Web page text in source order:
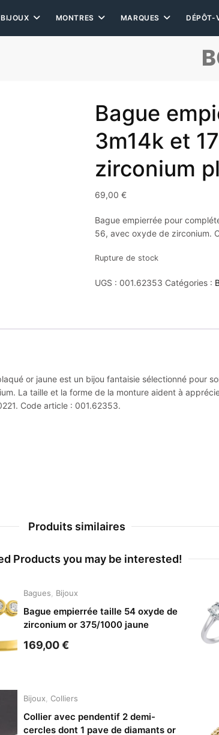
BIJOUX MONTRES MARQUES DÉPÔT-
Bague
3m14k et
zirconium
69,00 €
Bague empierrée pour
56, avec oxyde de zirconium.
Rupture de stock
UGS : 001.62353 Catégories :
or jaune est un bijou fantaisie sélectionné pour
La taille et la forme de la monture aident à
Code article : 001.62353.
Produits similaires
Products you may be interested!
Bagues Bijoux
Bague empierrée taille 54 oxyde de
zirconium or 375/1000 jaune
169,00€
Bijoux Colliers
Collier avec pendentif 2 demi-
cercles dont 1 pave de diamants or